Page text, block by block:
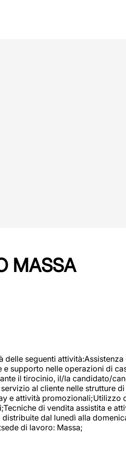
MASSA
seguenti
supporto nelle operazioni di
il tirocinio, il/la candidato/
al cliente nelle strutture
e attività
di vendita assistita e
dal lunedì alla
di lavoro: Massa;